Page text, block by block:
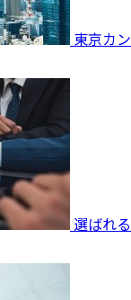
東京カン
選ばれる